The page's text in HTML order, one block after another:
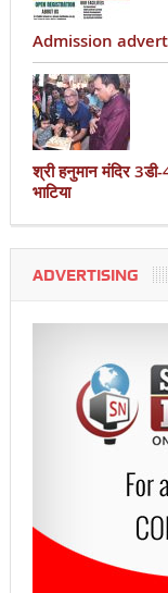
Admission
श्री हनुमान मंदिर 3डी-
भाटिया
ADVERTISING